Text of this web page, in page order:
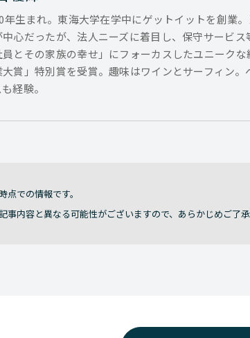
年生まれ。東海大学在学中にゲットイットを創業
中心だったが、法人ニーズに着目し、保守サービス
員とその家族の幸せ」にフォーカスしたユニーク
大賞」特別賞を受賞。趣味はワインとサーフィン。
経験。
での情報です。
事内容と異なる可能性がございますので、あらかじめご了承